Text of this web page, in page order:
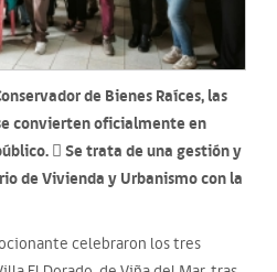
de Bienes Raíces, las
convierten oficialmente en
 Se trata de una gestión y
de Vivienda y Urbanismo con la
celebraron los tres